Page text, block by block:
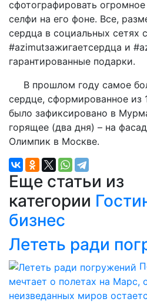
сфотографировать
селфи на его фоне. Все,
сердца в социальных сетях
#azimutзажигаетсердца и
гарантированные подарки.
В прошлом году самое
сердце, сформированное из
было зафиксировано в
горящее (два дня) – на
Олимпик в Москве.
Еще статьи из
категории
бизнес
Лететь ради
мечтает о полетах на Марс,
неизведанных миров